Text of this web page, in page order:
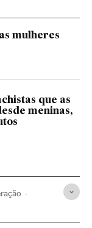
mulheres
que as
meninas,